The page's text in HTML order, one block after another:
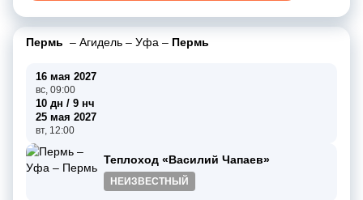
Пермь – Агидель – Уфа – Пермь
16 мая 2027
вс, 09:00
10 дн / 9 нч
25 мая 2027
вт, 12:00
Теплоход «Василий Чапаев»
НЕИЗВЕСТНЫЙ